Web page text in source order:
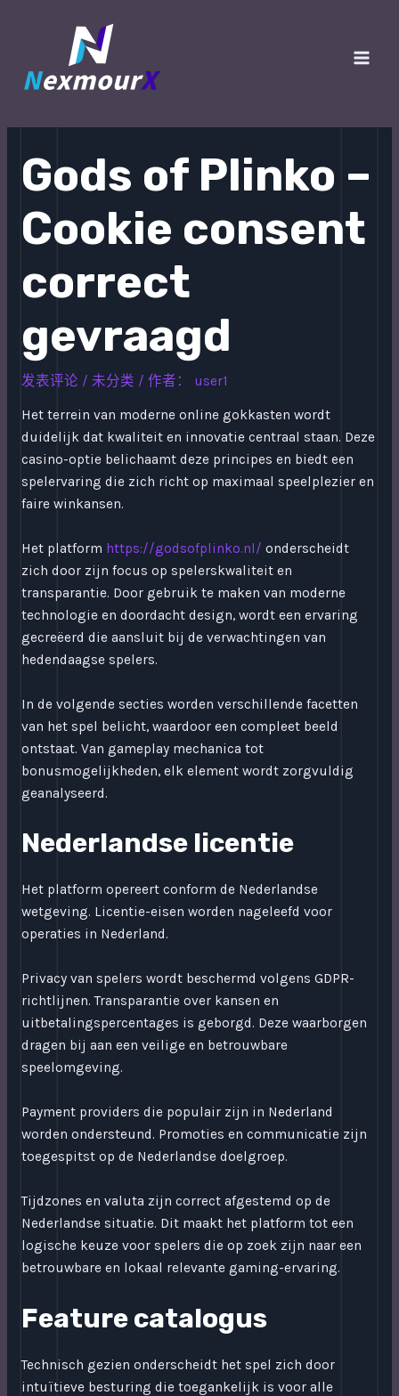
Gods of Plinko –
Cookie consent
correct
gevraagd
发表评论 / 未分类 / 作者： user1
Het terrein van moderne online gokkasten wordt
duidelijk dat kwaliteit en innovatie centraal staan. Deze
casino-optie belichaamt deze principes en biedt een
spelervaring die zich richt op maximaal speelplezier en
faire winkansen.
Het platform https://godsofplinko.nl/ onderscheidt
zich door zijn focus op spelerskwaliteit en
transparantie. Door gebruik te maken van moderne
technologie en doordacht design, wordt een ervaring
gecreëerd die aansluit bij de verwachtingen van
hedendaagse spelers.
In de volgende secties worden verschillende facetten
van het spel belicht, waardoor een compleet beeld
ontstaat. Van gameplay mechanica tot
bonusmogelijkheden, elk element wordt zorgvuldig
geanalyseerd.
Nederlandse licentie
Het platform opereert conform de Nederlandse
wetgeving. Licentie-eisen worden nageleefd voor
operaties in Nederland.
Privacy van spelers wordt beschermd volgens GDPR-
richtlijnen. Transparantie over kansen en
uitbetalingspercentages is geborgd. Deze waarborgen
dragen bij aan een veilige en betrouwbare
speelomgeving.
Payment providers die populair zijn in Nederland
worden ondersteund. Promoties en communicatie zijn
toegespitst op de Nederlandse doelgroep.
Tijdzones en valuta zijn correct afgestemd op de
Nederlandse situatie. Dit maakt het platform tot een
logische keuze voor spelers die op zoek zijn naar een
betrouwbare en lokaal relevante gaming-ervaring.
Feature catalogus
Technisch gezien onderscheidt het spel zich door
intuïtieve besturing die toegankelijk is voor alle